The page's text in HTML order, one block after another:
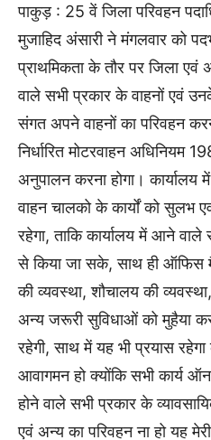
पाकुड़ : 25 वें जिला परिवहन
मुजाहिद अंसारी ने मंगलवार को
प्राथमिकता के तौर पर जिला एवं
वाले सभी प्रकार के वाहनों एवं
संगत अपने वाहनों का परिवहन
निर्धारित मोटरवाहन अधिनियम
अनुपालन करना होगा।
वाहन चालको के कार्यों को सुलभ
रहेगा, ताकि कार्यालय में आने वाले
से किया जा सके, साथ ही ऑफिस
की व्यवस्था, शौचालय की
अन्य जरूरी सुविधाओं को मुहैया
रहेगी, साथ में यह भी प्रयास
आवागमन हो क्योंकि सभी कार्य
होने वाले सभी प्रकार के
एवं अन्य का परिवहन ना हो यह